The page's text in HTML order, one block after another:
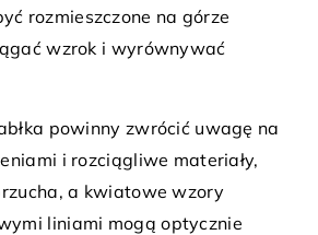
rozmieszczone na górze
wzrok i wyrównywać
powinny zwrócić uwagę na
i rozciągliwe materiały,
a kwiatowe wzory
liniami mogą optycznie